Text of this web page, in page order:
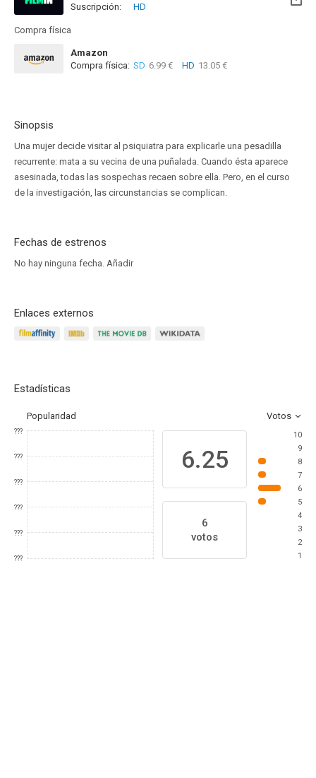
Disponible hasta el Mié, 31 Dic 2031 (Quedan 5 años)
Suscripción: HD
Compra física
Amazon
Compra física: SD 6.99 € HD 13.05 €
Sinopsis
Una mujer decide visitar al psiquiatra para explicarle una pesadilla
recurrente: mata a su vecina de una puñalada. Cuando ésta aparece
asesinada, todas las sospechas recaen sobre ella. Pero, en el curso
de la investigación, las circunstancias se complican.
Fechas de estrenos
No hay ninguna fecha. Añadir
Enlaces externos
Estadísticas
Popularidad Votos
???
???
???
???
???
???
6.25
6
votos
10
9
8
7
6
5
4
3
2
1